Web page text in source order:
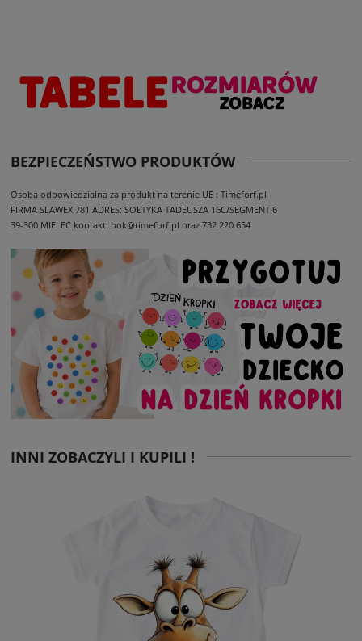
BEZPIECZEŃSTWO PRODUKTÓW
Osoba odpowiedzialna za produkt na terenie UE : Timeforf.pl
FIRMA SLAWEX 781 ADRES: SOŁTYKA TADEUSZA 16C/SEGMENT 6
39-300 MIELEC kontakt: bok@timeforf.pl oraz 732 220 654
INNI ZOBACZYLI I KUPILI !